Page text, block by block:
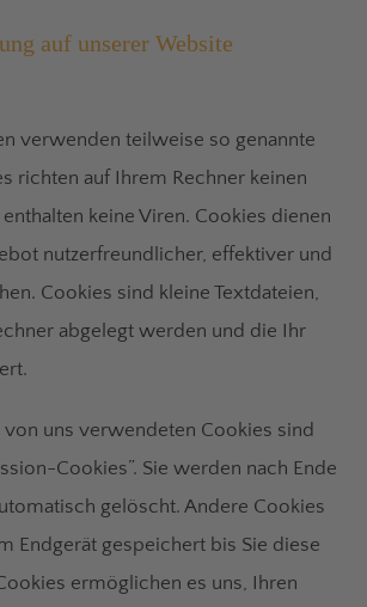
auf unserer Website
verwenden teilweise so genannte
richten auf Ihrem Rechner keinen
keine Viren. Cookies dienen
nutzerfreundlicher, effektiver und
Cookies sind kleine Textdateien,
abgelegt werden und die Ihr
uns verwendeten Cookies sind
Cookies”. Sie werden nach Ende
gelöscht. Andere Cookies
Endgerät gespeichert bis Sie diese
ermöglichen es uns, Ihren